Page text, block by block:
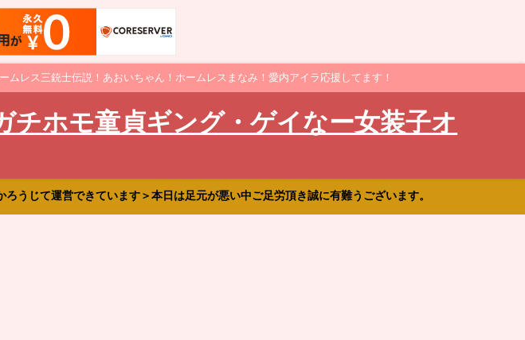
レス三銃士伝説！あおいちゃん！ホームレスまなみ！愛内アイラ応援してます！
チホモ童貞ギング・ゲイなー女装子オ
うじて運営できています＞本日は足元が悪い中ご足労頂き誠に有難うございます。